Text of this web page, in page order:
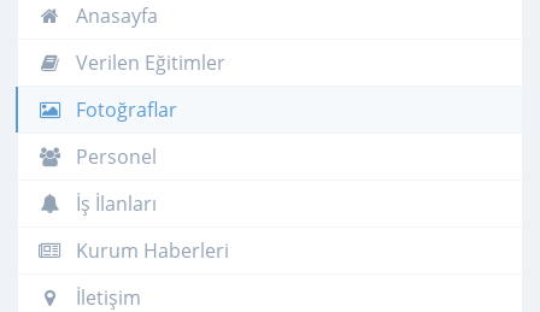
Anasayfa
Verilen Eğitimler
Fotoğraflar
Personel
İş İlanları
Kurum Haberleri
İletişim